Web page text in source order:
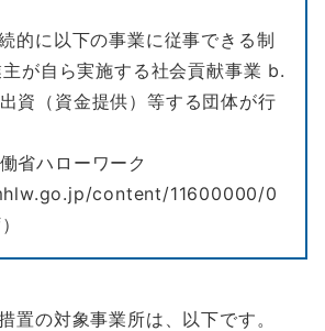
に以下の事業に従事できる制
が自ら実施する社会貢献事業 b.
資（資金提供）等する団体が行
省ハローワーク
content/11600000/0
置の対象事業所は、以下です。